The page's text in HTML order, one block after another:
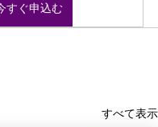
すぐ申込む
すべて表示